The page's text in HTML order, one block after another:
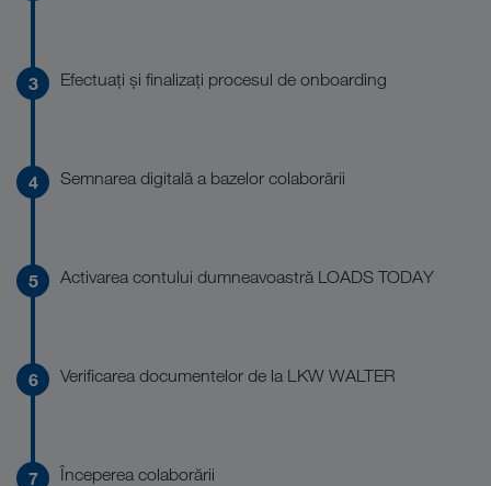
Efectuați și finalizați procesul de onboarding
Semnarea digitală a bazelor colaborării
Activarea contului dumneavoastră LOADS TODAY
Verificarea documentelor de la LKW WALTER
Începerea colaborării